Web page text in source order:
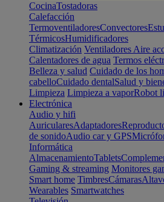
CocinaTostadoras
Calefacción
TermoventiladoresConvectores
TérmicosHumidificadores
Climatización Ventiladores Aire
Calentadores de agua Termos
Belleza y salud Cuidado de los
cabelloCuidado dentalSalud y
Limpieza Limpieza a vaporRobot
Electrónica
Audio y hifi
AuricularesAdaptadores
de sonidoAudio car y GPS
Informática
AlmacenamientoTablets
Gaming & streaming Monitores
Smart home TimbresCámaras
Wearables Smartwatches